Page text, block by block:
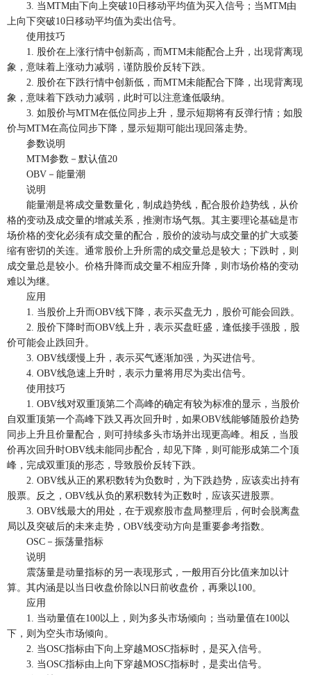
3. 当MTM由下向上突破10日移动平均值为买入信号；当MTM由
上向下突破10日移动平均值为卖出信号。
使用技巧
1. 股价在上涨行情中创新高，而MTM未能配合上升，出现背离现
象，意味着上涨动力减弱，谨防股价反转下跌。
2. 股价在下跌行情中创新低，而MTM未能配合下降，出现背离现
象，意味着下跌动力减弱，此时可以注意逢低吸纳。
3. 如股价与MTM在低位同步上升，显示短期将有反弹行情；如股
价与MTM在高位同步下降，显示短期可能出现回落走势。
参数说明
MTM参数－默认值20
OBV－能量潮
说明
能量潮是将成交量数量化，制成趋势线，配合股价趋势线，从价
格的变动及成交量的增减关系，推测市场气氛。其主要理论基础是市
场价格的变化必须有成交量的配合，股价的波动与成交量的扩大或萎
缩有密切的关连。通常股价上升所需的成交量总是较大；下跌时，则
成交量总是较小。价格升降而成交量不相应升降，则市场价格的变动
难以为继。
应用
1. 当股价上升而OBV线下降，表示买盘无力，股价可能会回跌。
2. 股价下降时而OBV线上升，表示买盘旺盛，逢低接手强股，股
价可能会止跌回升。
3. OBV线缓慢上升，表示买气逐渐加强，为买进信号。
4. OBV线急速上升时，表示力量将用尽为卖出信号。
使用技巧
1. OBV线对双重顶第二个高峰的确定有较为标准的显示，当股价
自双重顶第一个高峰下跌又再次回升时，如果OBV线能够随股价趋势
同步上升且价量配合，则可持续多头市场并出现更高峰。相反，当股
价再次回升时OBV线未能同步配合，却见下降，则可能形成第二个顶
峰，完成双重顶的形态，导致股价反转下跌。
2. OBV线从正的累积数转为负数时，为下跌趋势，应该卖出持有
股票。反之，OBV线从负的累积数转为正数时，应该买进股票。
3. OBV线最大的用处，在于观察股市盘局整理后，何时会脱离盘
局以及突破后的未来走势，OBV线变动方向是重要参考指数。
OSC－振荡量指标
说明
震荡量是动量指标的另一表现形式，一般用百分比值来加以计
算。其内涵是以当日收盘价除以N日前收盘价，再乘以100。
应用
1. 当动量值在100以上，则为多头市场倾向；当动量值在100以
下，则为空头市场倾向。
2. 当OSC指标由下向上穿越MOSC指标时，是买入信号。
3. 当OSC指标由上向下穿越MOSC指标时，是卖出信号。